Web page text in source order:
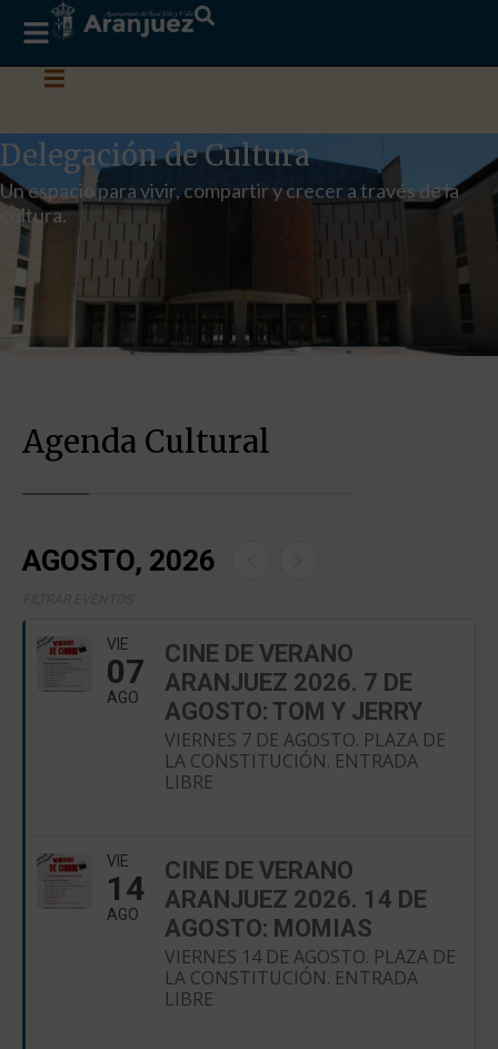
Delegación de Cultura
Un espacio para vivir, compartir y crecer a través de la
cultura.
Agenda Cultural
AGOSTO, 2026
VIE
07
AGO
CINE DE VERANO
ARANJUEZ 2026. 7 DE
AGOSTO: TOM Y JERRY
VIERNES 7 DE AGOSTO. PLAZA DE
LA CONSTITUCIÓN. ENTRADA
LIBRE
VIE
14
AGO
CINE DE VERANO
ARANJUEZ 2026. 14 DE
AGOSTO: MOMIAS
VIERNES 14 DE AGOSTO. PLAZA DE
LA CONSTITUCIÓN. ENTRADA
LIBRE